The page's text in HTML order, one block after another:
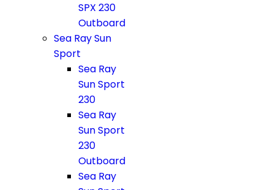
SPX 230
Outboard
Sea Ray Sun
Sport
Sea Ray
Sun Sport
230
Sea Ray
Sun Sport
230
Outboard
Sea Ray